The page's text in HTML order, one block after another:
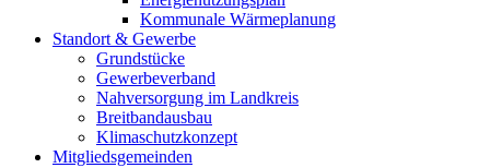
Kommunale Wärmeplanung
Standort & Gewerbe
Grundstücke
Gewerbeverband
Nahversorgung im Landkreis
Breitbandausbau
Klimaschutzkonzept
Mitgliedsgemeinden